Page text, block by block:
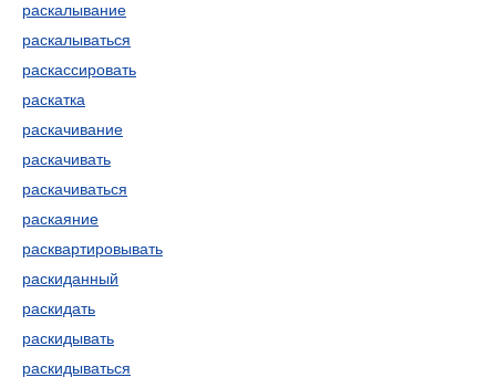
раскалывание
раскалываться
раскассировать
раскатка
раскачивание
раскачивать
раскачиваться
раскаяние
расквартировывать
раскиданный
раскидать
раскидывать
раскидываться